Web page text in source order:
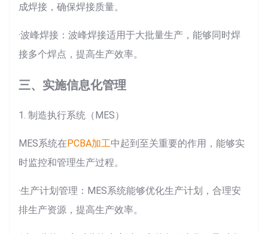
成焊接，确保焊接质量。
·波峰焊接：波峰焊接适用于大批量生产，能够同时焊
接多个焊点，提高生产效率。
三、实施信息化管理
1. 制造执行系统（MES）
MES系统在PCBA加工中起到至关重要的作用，能够实
时监控和管理生产过程。
·生产计划管理：MES系统能够优化生产计划，合理安
排生产资源，提高生产效率。